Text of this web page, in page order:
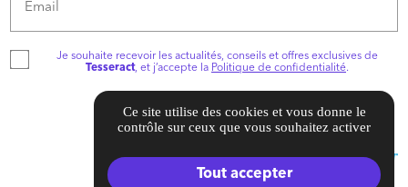
Email
Je souhaite recevoir les actualités, conseils et offres exclusives de
Tesseract, et j’accepte laPolitique de confidentialité.
Ce site utilise des cookies et vous donne le
contrôle sur ceux que vous souhaitez activer
Tout accepter